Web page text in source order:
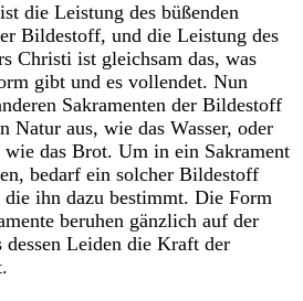
die Leistung des büßenden
Bildestoff, und die Leistung des
Christi ist gleichsam das, was
gibt und es vollendet. Nun
Sakramenten der Bildestoff
Natur aus, wie das Wasser, oder
das Brot. Um in ein Sakrament
bedarf ein solcher Bildestoff
ihn dazu bestimmt. Die Form
beruhen gänzlich auf der
Leiden die Kraft der